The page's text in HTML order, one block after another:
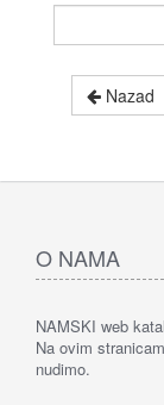
Nazad
O NAMA
NAMSKI web
Na ovim
nudimo.